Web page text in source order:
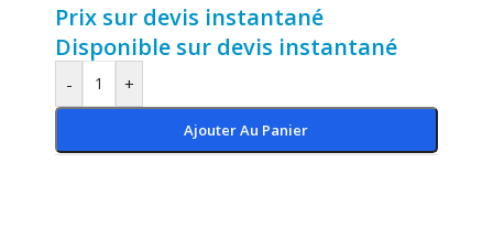
Prix sur devis instantané
Disponible sur devis instantané
- +
Ajouter Au Panier